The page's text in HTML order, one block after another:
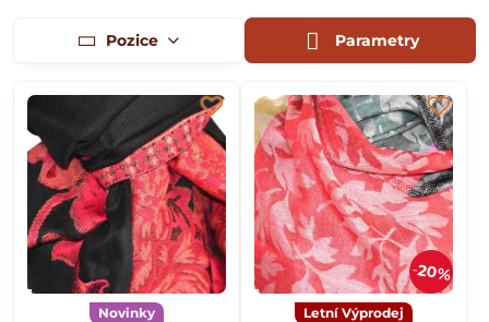
Pozice Parametry
Novinky
20%
Letní Výprodej